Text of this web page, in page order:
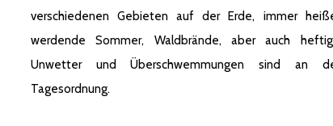
verschiedenen Gebieten auf der Erde, immer
werdende Sommer, Waldbrände, aber auch
Unwetter und Überschwemmungen sind an
Tagesordnung.